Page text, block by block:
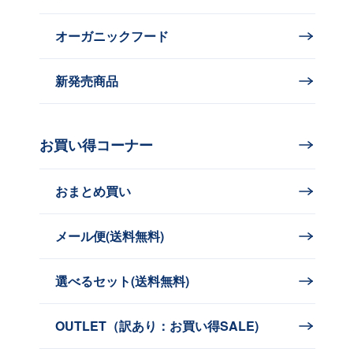
オーガニックフード
新発売商品
お買い得コーナー
おまとめ買い
メール便(送料無料)
選べるセット(送料無料)
OUTLET（訳あり：お買い得SALE)